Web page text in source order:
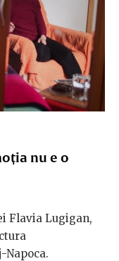
nu e o
Flavia Lugigan,
Napoca.